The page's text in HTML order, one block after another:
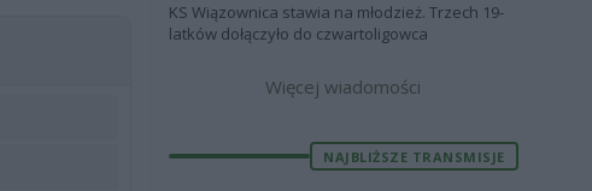
KS Wiązownica stawia na młodzież. Trzech 19-
latków dołączyło do czwartoligowca
Więcej wiadomości
NAJBLIŻSZE TRANSMISJE